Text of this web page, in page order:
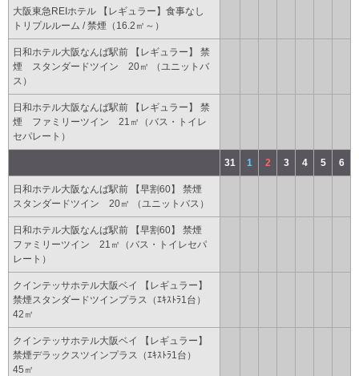
大阪東急REIホテル 【レギュラー】食事なし
トリプルルーム / 禁煙（16.2㎡～）
日和ホテル大阪なんば駅前 【レギュラー】 禁
煙 スタンダードツイン 20㎡ （ユニットバ
ス）
日和ホテル大阪なんば駅前 【レギュラー】 禁
煙 ファミリーツイン 21㎡（バス・トイレ
セパレート）
31 1 2 3 4 5 6
日和ホテル大阪なんば駅前 【早割60】 禁煙
スタンダードツイン 20㎡ （ユニットバス）
日和ホテル大阪なんば駅前 【早割60】 禁煙
ファミリーツイン 21㎡（バス・トイレセパ
レート）
クインテッサホテル大阪ベイ 【レギュラー】
禁煙スタンダードツインプラス（ｴｷｽﾄﾗ1台）
42㎡
クインテッサホテル大阪ベイ 【レギュラー】
禁煙デラックスツインプラス（ｴｷｽﾄﾗ1台）
45㎡